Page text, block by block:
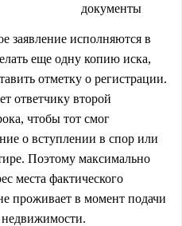
документы
заявление исполняются в
еще одну копию иска,
отметку о регистрации.
ответчику второй
чтобы тот смог
о вступлении в спор или
Поэтому максимально
места фактического
проживает в момент подачи
недвижимости.